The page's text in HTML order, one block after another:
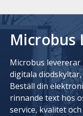
Microbus
Microbus levererar
digitala diodskyltar,
Beställ din
rinnande text hos
service, kvalitet